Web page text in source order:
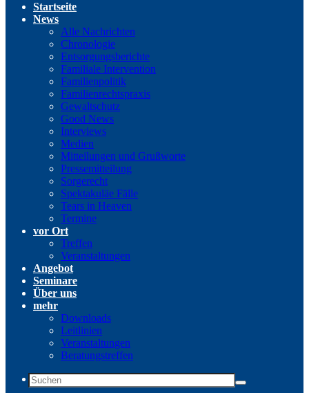
Startseite
News
Alle Nachrichten
Chronologie
Entsorgungsberichte
Familiale Intervention
Familienpolitik
Familienrechtspraxis
Gewaltschutz
Good News
Interviews
Medien
Mitteilungen und Grußworte
Pressemitteilung
Sorgerecht
Spektakuläe Fälle
Tears in Heaven
Termine
vor Ort
Treffen
Veranstaltungen
Angebot
Seminare
Über uns
mehr
Downloads
Leitlinien
Veranstaltungen
Beratungstreffen